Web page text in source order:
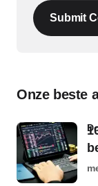
Submit
Onze beste